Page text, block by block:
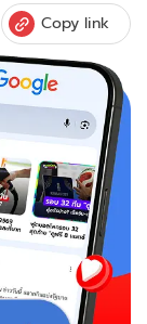
Copy link